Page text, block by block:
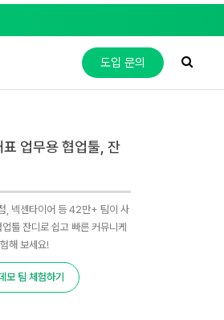
도입 문의
표 업무용 협업툴, 잔
, 넥센타이어 등 42만+ 팀이 사
툴 잔디로 쉽고 빠른 커뮤니케
해 보세요!
모 팀 체험하기